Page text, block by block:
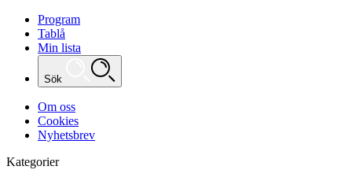
Program
Tablå
Min lista
Sök
Om oss
Cookies
Nyhetsbrev
Kategorier